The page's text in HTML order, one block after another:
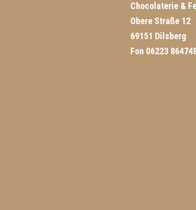
Chocolaterie &
Obere Straße 12
69151 Dilsberg
Fon 06223